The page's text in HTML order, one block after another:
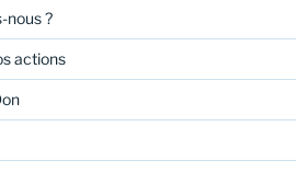
nous ?
actions